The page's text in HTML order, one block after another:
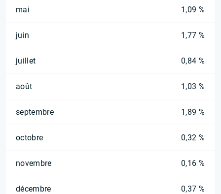
mai 1,09 %
juin 1,77 %
juillet 0,84 %
août 1,03 %
septembre 1,89 %
octobre 0,32 %
novembre 0,16 %
décembre 0,37 %